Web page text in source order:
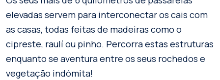
elevadas servem para interconectar os cais com
as casas, todas feitas de madeiras como o
cipreste, raulí ou pinho. Percorra estas estruturas
enquanto se aventura entre os seus rochedos e
vegetação indómita!